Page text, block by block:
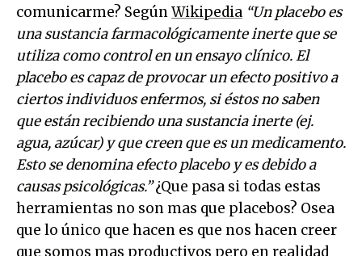
comunicarme? SegúnWikipedia “Un placebo es
una sustancia farmacológicamente inerte que se
utiliza como control en un ensayo clínico. El
placebo es capaz de provocar un efecto positivo a
ciertos individuos enfermos, si éstos no saben
que están recibiendo una sustancia inerte (ej.
agua, azúcar) y que creen que es un medicamento.
Esto se denomina efecto placebo y es debido a
causas psicológicas.”¿Que pasa si todas estas
herramientas no son mas que placebos? Osea
que lo único que hacen es que nos hacen creer
que somos mas productivos pero en realidad